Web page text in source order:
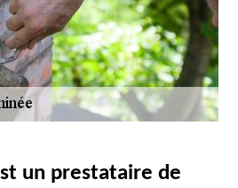
un prestataire de